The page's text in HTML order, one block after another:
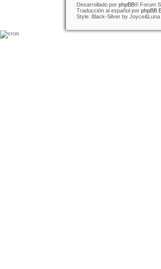
Desarrollado por phpBB® Forum
Traducción al español por phpBB
Style: Black-Silver by Joyce&Luna